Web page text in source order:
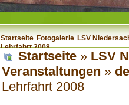
Startseite Fotogalerie LSV
Lehrfahrt 2008
Startseite » LSV
Veranstaltungen »
Lehrfahrt 2008